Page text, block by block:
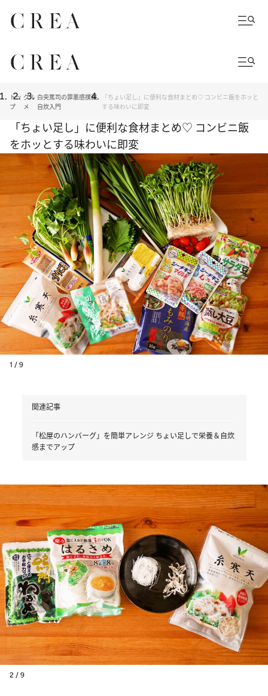
トッ
プ
グル
メ
白央篤司の罪悪感撲滅
自炊入門
「ちょい足し」に便利な食材まとめ♡ コンビニ飯をホッと
する味わいに即変
「ちょい足し」に便利な食材まとめ♡ コンビニ飯
をホッとする味わいに即変
1 / 9
関連記事
「松屋のハンバーグ」を簡単アレンジ ちょい足しで栄養＆自炊
感までアップ
2 / 9